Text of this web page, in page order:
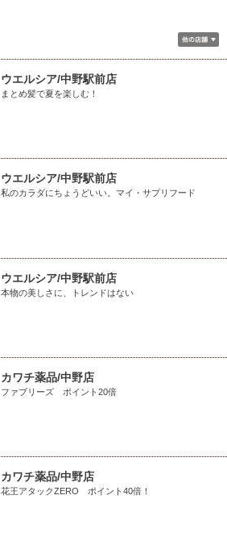
ウエルシア/中野駅前店
まとめ髪で夏を楽しむ！
ウエルシア/中野駅前店
私のカラダにちょうどいい。マイ・サプリフード
ウエルシア/中野駅前店
本物の美しさに、トレンドはない
カワチ薬品/中野店
ファブリーズ ポイント20倍
カワチ薬品/中野店
花王アタックZERO ポイント40倍！